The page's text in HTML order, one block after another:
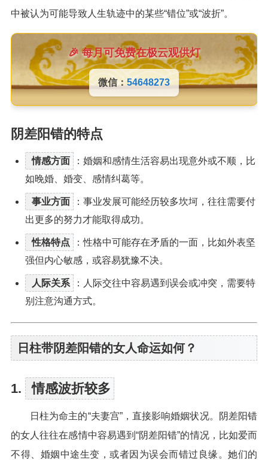
中被认为可能导致人生轨迹中的某些“错位”或“波折”。
🎉 每月可免费在极云观供灯
微信：54648273
阴差阳错的特点
情感方面
：婚姻和感情生活容易出现意外或不顺，比
如晚婚、婚变、感情纠葛等。
事业方面
：事业发展可能经历较多坎坷，往往需要付
出更多的努力才能取得成功。
性格特点
：性格中可能存在矛盾的一面，比如外表坚
强但内心敏感，或容易犹豫不决。
人际关系
：人际交往中容易遇到误会或冲突，需要特
别注意沟通方式。
日柱带阴差阳错的女人命运如何？
1. 情感波折较多
日柱为命主的“夫妻宫”，直接影响婚姻状况。阴差阳错
的女人往往在感情中容易遇到“阴差阳错”的情况，比如爱而
不得、婚姻中途生变，或者因为误会而错过良缘。她们的